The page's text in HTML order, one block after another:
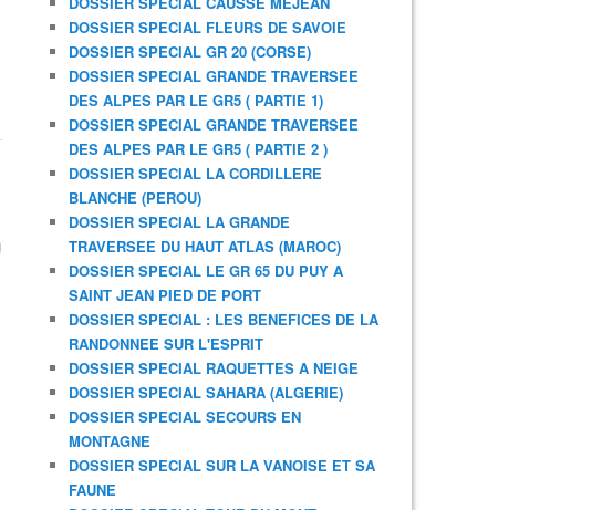
DOSSIER SPECIAL FLEURS DE SAVOIE
DOSSIER SPECIAL GR 20 (CORSE)
DOSSIER SPECIAL GRANDE TRAVERSEE
DES ALPES PAR LE GR5 ( PARTIE 1)
DOSSIER SPECIAL GRANDE TRAVERSEE
DES ALPES PAR LE GR5 ( PARTIE 2 )
DOSSIER SPECIAL LA CORDILLERE
BLANCHE (PEROU)
DOSSIER SPECIAL LA GRANDE
TRAVERSEE DU HAUT ATLAS (MAROC)
DOSSIER SPECIAL LE GR 65 DU PUY A
SAINT JEAN PIED DE PORT
DOSSIER SPECIAL : LES BENEFICES DE LA
RANDONNEE SUR L'ESPRIT
DOSSIER SPECIAL RAQUETTES A NEIGE
DOSSIER SPECIAL SAHARA (ALGERIE)
DOSSIER SPECIAL SECOURS EN
MONTAGNE
DOSSIER SPECIAL SUR LA VANOISE ET SA
FAUNE